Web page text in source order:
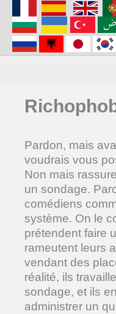
contenu
Pardon, mais
voudrais vous
Non mais
un sondage.
comédiens
système. On le
prétendent faire
rameutent leurs
vendant des
réalité, ils
sondage, et ils
administrer un